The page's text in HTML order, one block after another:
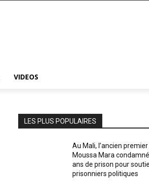
VIDEOS
LES PLUS POPULAIRES
Au Mali, l’ancien
Moussa Mara
ans de prison pour
prisonniers politiques